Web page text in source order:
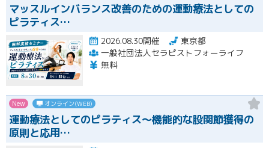
マッスルインバランス改善のための運動療法としての
ピラティス…
2026.08.30開催
東京都
一般社団法人セラピストフォーライフ
無料
New オンライン(WEB)
運動療法としてのピラティス〜機能的な股関節獲得の
原則と応用…